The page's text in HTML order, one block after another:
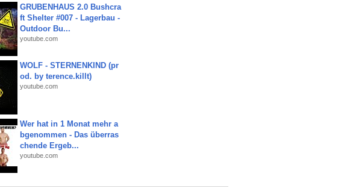
GRUBENHAUS 2.0 Bushcra
ft Shelter #007 - Lagerbau -
Outdoor Bu...
youtube.com
WOLF - STERNENKIND (pr
od. by terence.killt)
youtube.com
Wer hat in 1 Monat mehr a
bgenommen - Das überras
chende Ergeb...
youtube.com